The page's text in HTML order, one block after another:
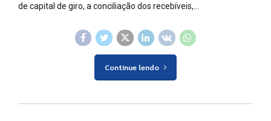
de capital de giro, a conciliação dos recebíveis,...
Continue lendo